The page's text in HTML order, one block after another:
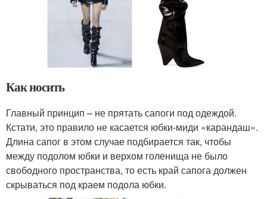
Как носить
Главный принцип – не прятать сапоги под одеждой.
Кстати, это правило не касается юбки-миди «карандаш».
Длина сапог в этом случае подбирается так, чтобы
между подолом юбки и верхом голенища не было
свободного пространства, то есть край сапога должен
скрываться под краем подола юбки.